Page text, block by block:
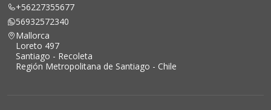
+56227355677
56932572340
Mallorca
Loreto 497
Santiago - Recoleta
Región Metropolitana de Santiago - Chile